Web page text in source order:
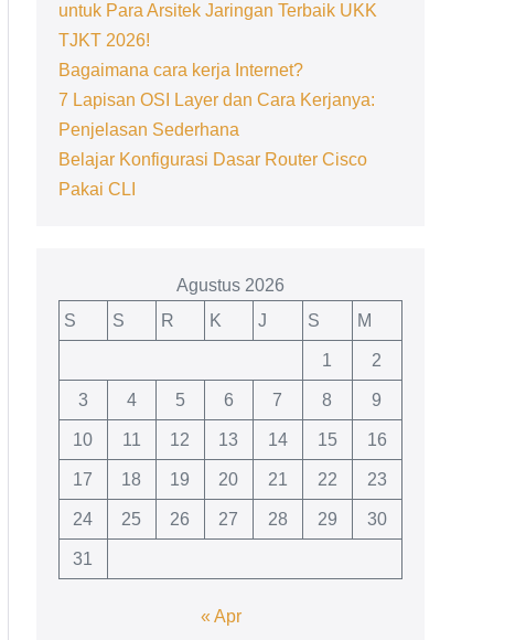
untuk Para Arsitek Jaringan Terbaik UKK
TJKT 2026!
Bagaimana cara kerja Internet?
7 Lapisan OSI Layer dan Cara Kerjanya:
Penjelasan Sederhana
Belajar Konfigurasi Dasar Router Cisco
Pakai CLI
Agustus 2026
S
S R K J S M
1 2
3 4 5 6 7 8 9
10 11 12 13 14 15 16
17 18 19 20 21 22 23
24 25 26 27 28 29 30
31
« Apr